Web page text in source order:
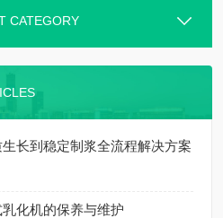
CATEGORY
长到稳定制浆全流程解决方案
化机的保养与维护